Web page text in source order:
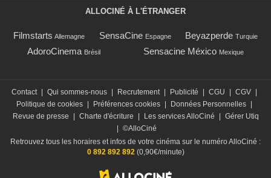
ALLOCINÉ À L'ÉTRANGER
Filmstarts Allemagne SensaCine Espagne Beyazperde Turquie
AdoroCinema Brésil Sensacine México Mexique
Contact | Qui sommes-nous | Recrutement | Publicité | CGU | CGV |
Politique de cookies | Préférences cookies | Données Personnelles |
Revue de presse
| Charte d'écriture | Les services AlloCiné | Gérer Utiq
| ©AlloCiné
Retrouvez tous les horaires et infos de votre cinéma sur le numéro AlloCiné :
0 892 892 892 (0,90€/minute)